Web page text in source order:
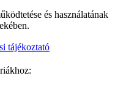
és használatának
tájékoztató